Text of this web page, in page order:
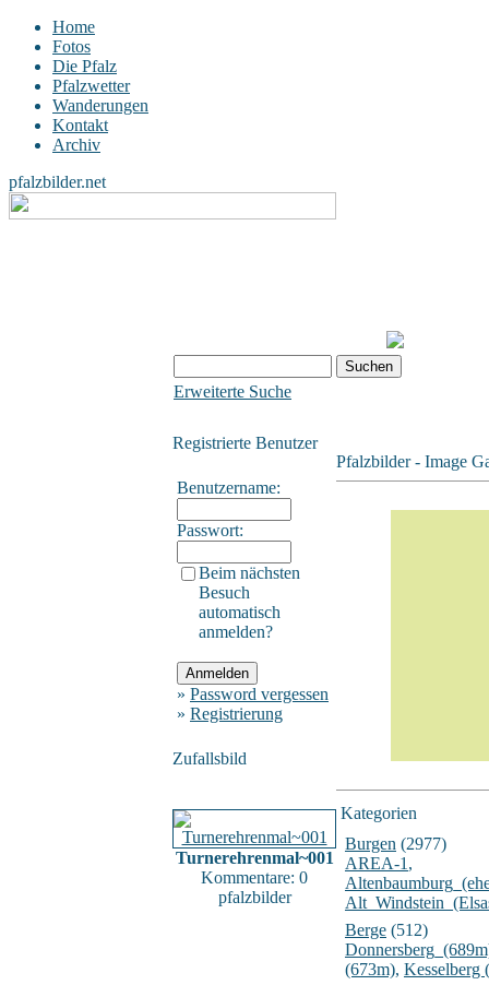
Home
Fotos
Die Pfalz
Pfalzwetter
Wanderungen
Kontakt
Archiv
pfalzbilder.net
Erweiterte Suche
Registrierte Benutzer
Benutzername:
Passwort:
Beim nächsten
Besuch
automatisch
anmelden?
» Password vergessen
» Registrierung
Zufallsbild
Turnerehrenmal~001
Kommentare: 0
pfalzbilder
Pfalzbilder - Image
Kategorien
Burgen (2977)
AREA-1 ,
Berge (512)
(673m), Kesselberg